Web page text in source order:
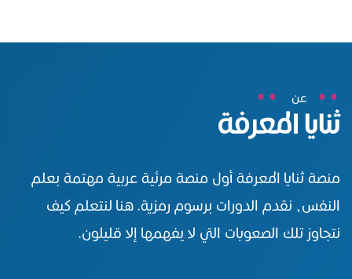
عن
ثنايا المعرفة
منصة ثنايا المعرفة أول منصة مرئية عربية مهتمة بعلم
النفس، نقدم الدورات برسوم رمزية. هنا لنتعلم كيف
نتجاوز تلك الصعوبات التي لا يفهمها إلا قليلون.